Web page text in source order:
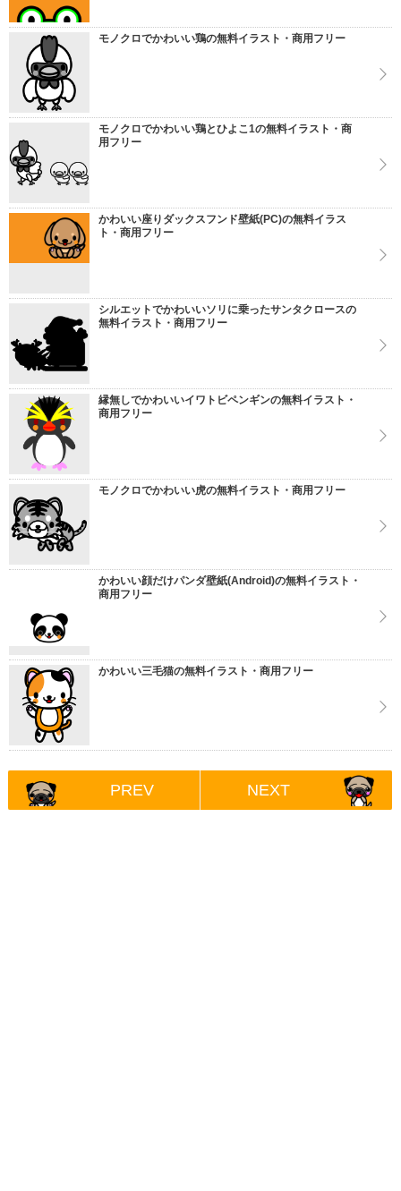
モノクロでかわいい鶏の無料イラスト・商用フリー
モノクロでかわいい鶏とひよこ1の無料イラスト・商
用フリー
かわいい座りダックスフンド壁紙(PC)の無料イラス
ト・商用フリー
シルエットでかわいいソリに乗ったサンタクロースの
無料イラスト・商用フリー
縁無しでかわいいイワトビペンギンの無料イラスト・
商用フリー
モノクロでかわいい虎の無料イラスト・商用フリー
かわいい顔だけパンダ壁紙(Android)の無料イラスト・
商用フリー
かわいい三毛猫の無料イラスト・商用フリー
PREV NEXT